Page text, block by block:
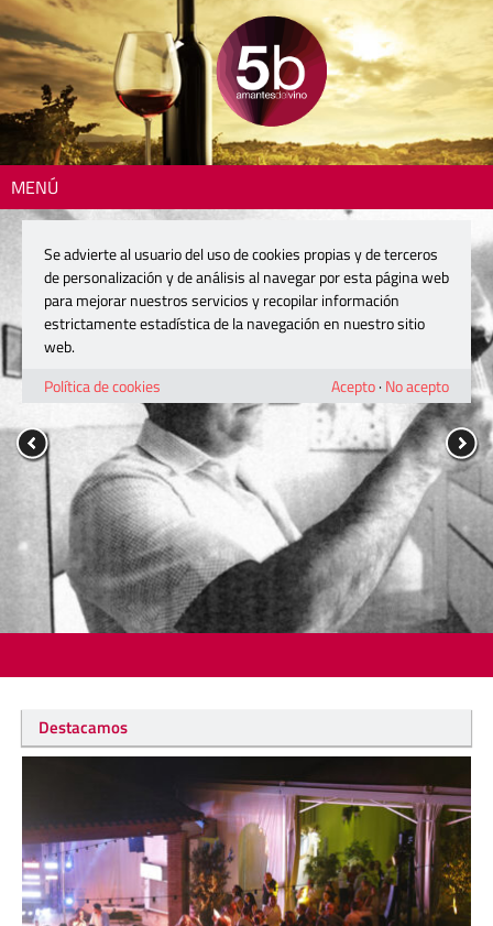
MENÚ
Destacamos
Se advierte al usuario del uso de cookies propias y de terceros
de personalización y de análisis al navegar por esta página web
para mejorar nuestros servicios y recopilar información
estrictamente estadística de la navegación en nuestro sitio
web.
Política de cookies
Acepto· No acepto